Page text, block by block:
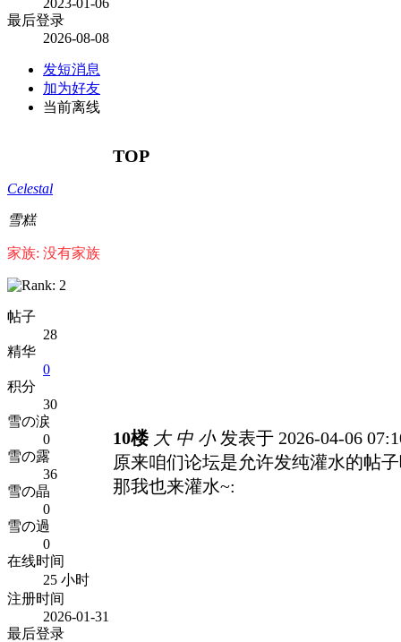
最后登录
2026-08-08
发短消息
加为好友
当前离线
TOP
Celestal
雪糕
家族: 没有家族
帖子
28
精华
0
积分
30
雪の涙
0
雪の露
36
雪の晶
0
雪の過
0
在线时间
25 小时
注册时间
2026-01-31
最后登录
10楼 大 中 小发表于 2026-04-06
原来咱们论坛是允许发纯灌水的帖
那我也来灌水~: